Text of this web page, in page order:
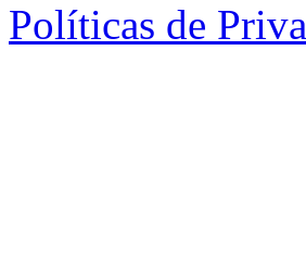
Políticas de